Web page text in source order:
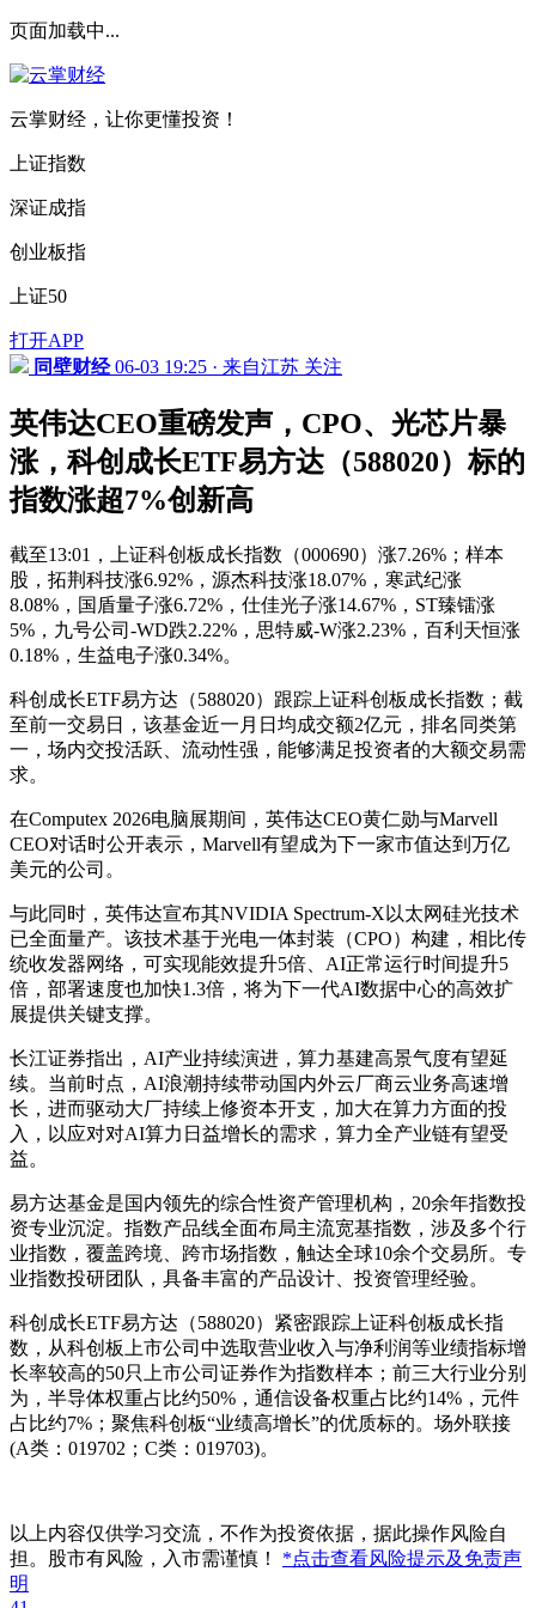
页面加载中...
云掌财经，让你更懂投资！
上证指数
深证成指
创业板指
上证50
打开APP
同壁财经 06-03 19:25 · 来自江苏 关注
英伟达CEO重磅发声，CPO、光芯片暴
涨，科创成长ETF易方达（588020）标的
指数涨超7%创新高
截至13:01，上证科创板成长指数（000690）涨7.26%；样本
股，拓荆科技涨6.92%，源杰科技涨18.07%，寒武纪涨
8.08%，国盾量子涨6.72%，仕佳光子涨14.67%，ST臻镭涨
5%，九号公司-WD跌2.22%，思特威-W涨2.23%，百利天恒涨
0.18%，生益电子涨0.34%。
科创成长ETF易方达（588020）跟踪上证科创板成长指数；截
至前一交易日，该基金近一月日均成交额2亿元，排名同类第
一，场内交投活跃、流动性强，能够满足投资者的大额交易需
求。
在Computex 2026电脑展期间，英伟达CEO黄仁勋与Marvell
CEO对话时公开表示，Marvell有望成为下一家市值达到万亿
美元的公司。
与此同时，英伟达宣布其NVIDIA Spectrum-X以太网硅光技术
已全面量产。该技术基于光电一体封装（CPO）构建，相比传
统收发器网络，可实现能效提升5倍、AI正常运行时间提升5
倍，部署速度也加快1.3倍，将为下一代AI数据中心的高效扩
展提供关键支撑。
长江证券指出，AI产业持续演进，算力基建高景气度有望延
续。当前时点，AI浪潮持续带动国内外云厂商云业务高速增
长，进而驱动大厂持续上修资本开支，加大在算力方面的投
入，以应对对AI算力日益增长的需求，算力全产业链有望受
益。
易方达基金是国内领先的综合性资产管理机构，20余年指数投
资专业沉淀。指数产品线全面布局主流宽基指数，涉及多个行
业指数，覆盖跨境、跨市场指数，触达全球10余个交易所。专
业指数投研团队，具备丰富的产品设计、投资管理经验。
科创成长ETF易方达（588020）紧密跟踪上证科创板成长指
数，从科创板上市公司中选取营业收入与净利润等业绩指标增
长率较高的50只上市公司证券作为指数样本；前三大行业分别
为，半导体权重占比约50%，通信设备权重占比约14%，元件
占比约7%；聚焦科创板“业绩高增长”的优质标的。场外联接
(A类：019702；C类：019703)。
以上内容仅供学习交流，不作为投资依据，据此操作风险自
担。股市有风险，入市需谨慎！ *点击查看风险提示及免责声
明